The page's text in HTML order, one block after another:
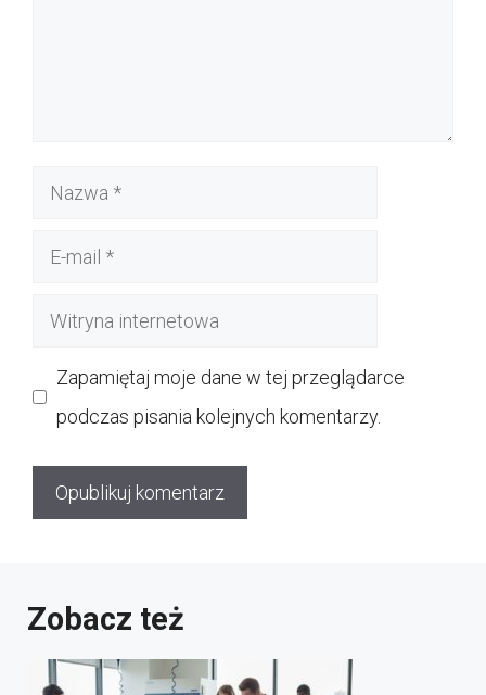
Nazwa
Witryna
Zapamiętaj moje dane w tej przeglądarce
podczas pisania kolejnych komentarzy.
Zobacz też